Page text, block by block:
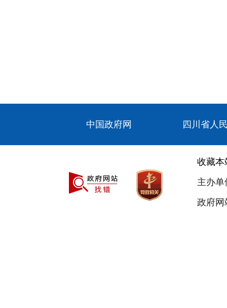
中国政府网 四川省人
收藏本
主办
政府网